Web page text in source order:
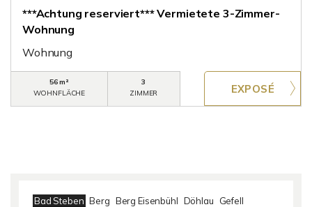
***Achtung reserviert*** Vermietete 3-Zimmer-
Wohnung
Wohnung
56 m²
WOHNFLÄCHE
3
ZIMMER
Bad Steben Berg Berg Eisenbühl Döhlau
Gefell